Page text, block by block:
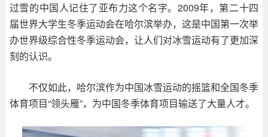
过雪的中国人记住了亚布力这个名字。2009年，第二十四
届世界大学生冬季运动会在哈尔滨举办，这是中国第一次举
办世界级综合性冬季运动会，让人们对冰雪运动有了更加深
刻的认识。
不仅如此，哈尔滨作为中国冰雪运动的摇篮和全国冬季
体育项目“领头雁”，为中国冬季体育项目输送了大量人才。